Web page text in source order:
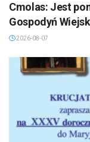
Cmolas: Jest
Gospodyń
2026-08-07